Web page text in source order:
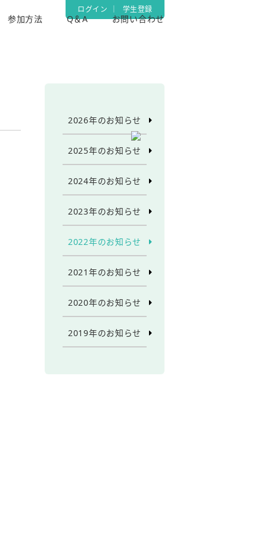
ログイン 学生登録
参加方法 Q＆A お問い合わせ
2026年のお知らせ
2025年のお知らせ
2024年のお知らせ
2023年のお知らせ
2022年のお知らせ
2021年のお知らせ
2020年のお知らせ
2019年のお知らせ